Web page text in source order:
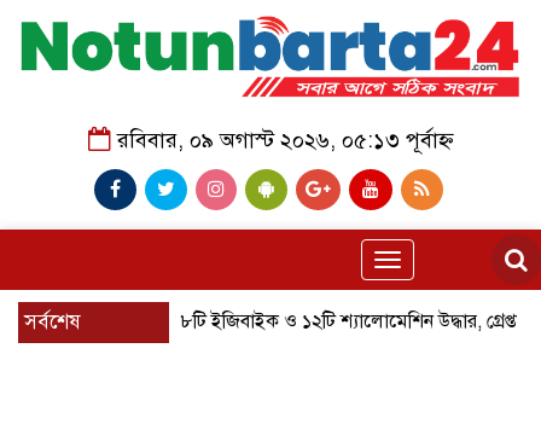
রবিবার, ০৯ অগাস্ট ২০২৬, ০৫:১৩ পূর্বাহ্ন
Toggle
navigation
সর্বশেষ
বাগেরহাটে চোরাই ৮টি ইজিবাইক ও ১২টি শ্যালোমেশিন উদ্ধার, গ্রেপ্তার ৪